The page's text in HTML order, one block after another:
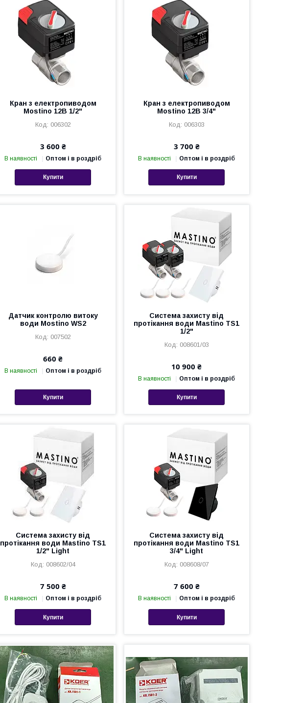
Кран з електропиводом
Mostino 12В 1/2"
006302
3 600 ₴
В наявності Оптом і в роздріб
Купити
Кран з електропиводом
Mostino 12В 3/4"
006303
3 700 ₴
В наявності Оптом і в роздріб
Купити
Датчик контролю витоку
води Mostino WS2
007502
660 ₴
В наявності Оптом і в роздріб
Купити
Система захисту від
протікання води Mastino TS1
1/2"
008601/03
10 900 ₴
В наявності Оптом і в роздріб
Купити
Система захисту від
протікання води Mastino TS1
1/2" Light
008602/04
7 500 ₴
В наявності Оптом і в роздріб
Купити
Система захисту від
протікання води Mastino TS1
3/4" Light
008608/07
7 600 ₴
В наявності Оптом і в роздріб
Купити